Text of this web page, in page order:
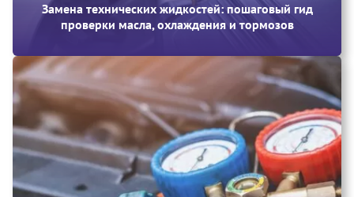
Замена технических жидкостей: пошаговый гид
проверки масла, охлаждения и тормозов